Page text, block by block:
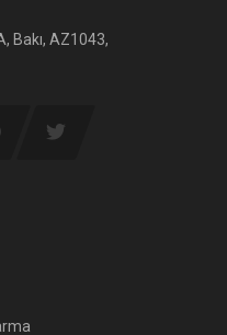
Bakı, AZ1043,